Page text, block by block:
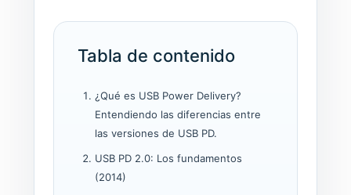
Tabla de contenido
¿Qué es USB Power Delivery?
Entendiendo las diferencias entre
las versiones de USB PD.
USB PD 2.0: Los fundamentos
(2014)